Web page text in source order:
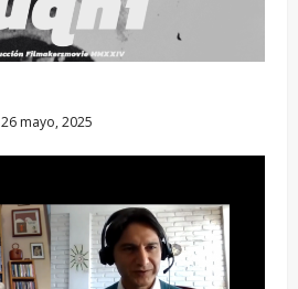
26 mayo, 2025